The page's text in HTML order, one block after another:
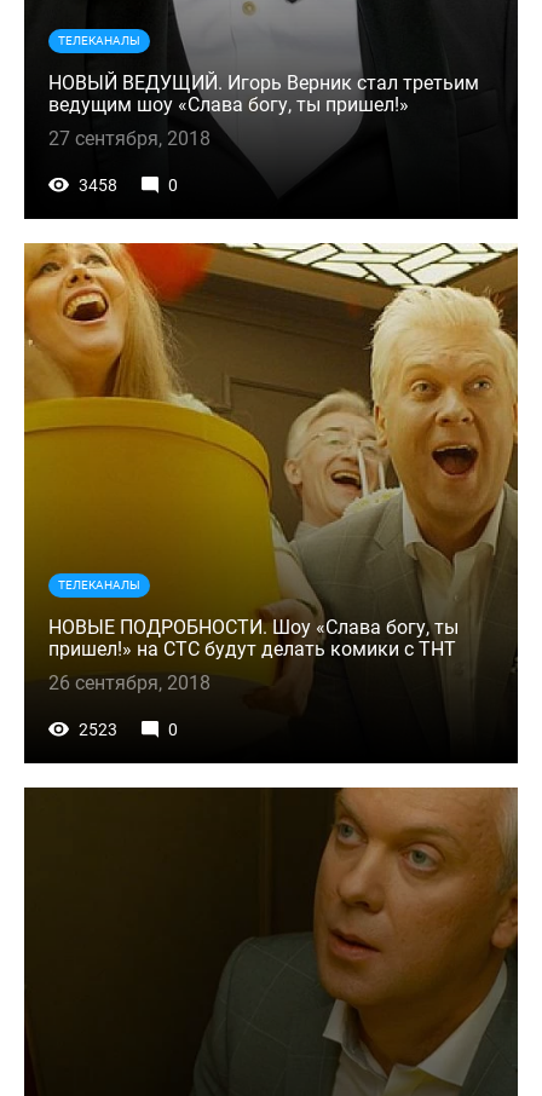
ТЕЛЕКАНАЛЫ
НОВЫЙ ВЕДУЩИЙ. Игорь Верник стал третьим
ведущим шоу «Слава богу, ты пришел!»
27 сентября, 2018
3458 0
ТЕЛЕКАНАЛЫ
НОВЫЕ ПОДРОБНОСТИ. Шоу «Слава богу, ты
пришел!» на СТС будут делать комики с ТНТ
26 сентября, 2018
2523 0